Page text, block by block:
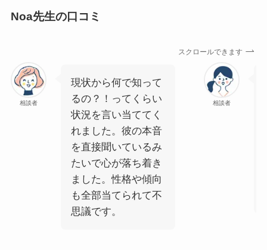
Noa先生の口コミ
スクロールできます
相談者
現状から何で知って
るの？！ってくらい
状況を言い当ててく
れました。彼の本音
を直接聞いているみ
たいで心が落ち着き
ました。性格や傾向
も全部当てられて不
思議です。
相談者